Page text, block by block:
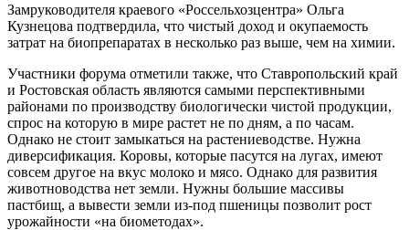
Замруководителя краевого «Россельхозцентра» Ольга
Кузнецова подтвердила, что чистый доход и окупаемость
затрат на биопрепаратах в несколько раз выше, чем на химии.
Участники форума отметили также, что Ставропольский край
и Ростовская область являются самыми перспективными
районами по производству биологически чистой продукции,
спрос на которую в мире растет не по дням, а по часам.
Однако не стоит замыкаться на растениеводстве. Нужна
диверсификация. Коровы, которые пасутся на лугах, имеют
совсем другое на вкус молоко и мясо. Однако для развития
животноводства нет земли. Нужны большие массивы
пастбищ, а вывести земли из-под пшеницы позволит рост
урожайности «на биометодах».